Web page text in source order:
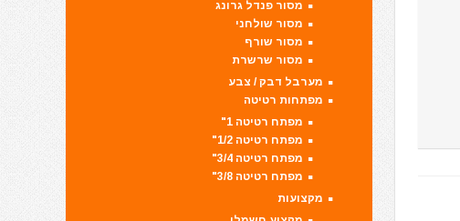
מסור פנדל גרונג
מסור שולחני
מסור שורף
מסור שרשרת
מערבל דבק / צבע
מפתחות רטיטה
מפתח רטיטה 1"
מפתח רטיטה 1/2"
מפתח רטיטה 3/4"
מפתח רטיטה 3/8"
מקצועות